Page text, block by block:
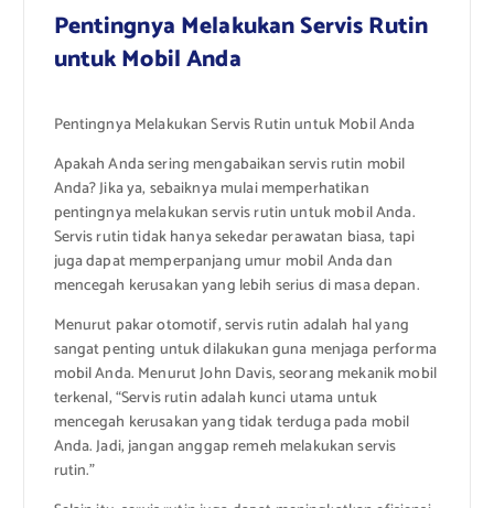
Pentingnya Melakukan Servis Rutin
untuk Mobil Anda
Pentingnya Melakukan Servis Rutin untuk Mobil Anda
Apakah Anda sering mengabaikan servis rutin mobil
Anda? Jika ya, sebaiknya mulai memperhatikan
pentingnya melakukan servis rutin untuk mobil Anda.
Servis rutin tidak hanya sekedar perawatan biasa, tapi
juga dapat memperpanjang umur mobil Anda dan
mencegah kerusakan yang lebih serius di masa depan.
Menurut pakar otomotif, servis rutin adalah hal yang
sangat penting untuk dilakukan guna menjaga performa
mobil Anda. Menurut John Davis, seorang mekanik mobil
terkenal, “Servis rutin adalah kunci utama untuk
mencegah kerusakan yang tidak terduga pada mobil
Anda. Jadi, jangan anggap remeh melakukan servis
rutin.”